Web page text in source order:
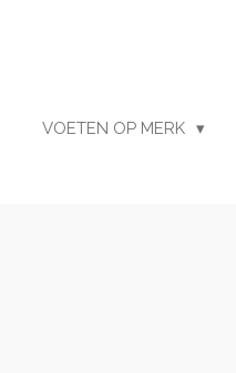
VOETEN OP MERK